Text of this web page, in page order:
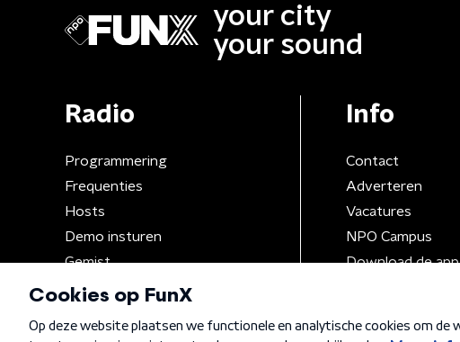
your city
your sound
Radio
Programmering
Frequenties
Hosts
Demo insturen
Gemist
Info
Contact
Adverteren
Vacatures
NPO Campus
Download de app